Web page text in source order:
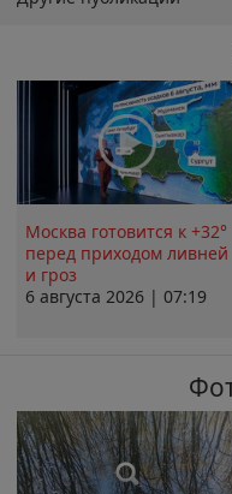
Москва готовится к +32°
перед приходом ливней
и гроз
6 августа 2026 | 07:19